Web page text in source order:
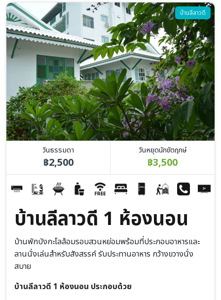
Image บ้านลีลาวดี
วันธรรมดา
฿2,500
วันหยุดนักขัตฤกษ์
฿3,500
บ้านลีลาวดี 1 ห้องนอน
บ้านพักบังกะโลล้อมรอบสวนหย่อมพร้อมที่ประกอบอาหารและ
ลานนั่งเล่นสำหรับสังสรรค์ รับประทานอาหาร กว้างขวางนั่ง
สบาย
บ้านลีลาวดี 1 ห้องนอน ประกอบด้วย